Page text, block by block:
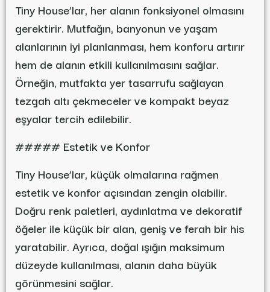
Tiny House’lar, her alanın fonksiyonel olmasını
gerektirir. Mutfağın, banyonun ve yaşam
alanlarının iyi planlanması, hem konforu artırır
hem de alanın etkili kullanılmasını sağlar.
Örneğin, mutfakta yer tasarrufu sağlayan
tezgah altı çekmeceler ve kompakt beyaz
eşyalar tercih edilebilir.
##### Estetik ve Konfor
Tiny House’lar, küçük olmalarına rağmen
estetik ve konfor açısından zengin olabilir.
Doğru renk paletleri, aydınlatma ve dekoratif
öğeler ile küçük bir alan, geniş ve ferah bir his
yaratabilir. Ayrıca, doğal ışığın maksimum
düzeyde kullanılması, alanın daha büyük
görünmesini sağlar.